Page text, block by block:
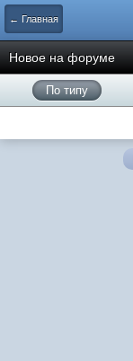
← Главная
Новое на форуме
По типу